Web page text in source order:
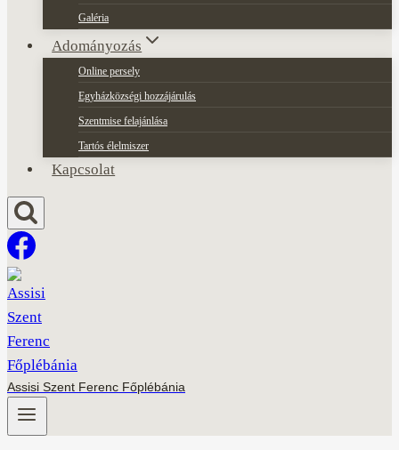
Galéria
Adományozás
Online persely
Egyházközségi hozzájárulás
Szentmise felajánlása
Tartós élelmiszer
Kapcsolat
Assisi Szent Ferenc Főplébánia